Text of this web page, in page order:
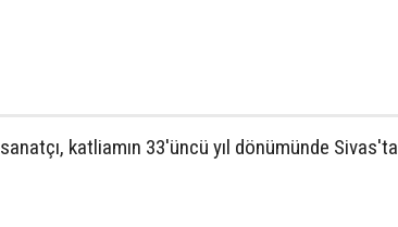
katliamın 33'üncü yıl dönümünde Sivas'ta